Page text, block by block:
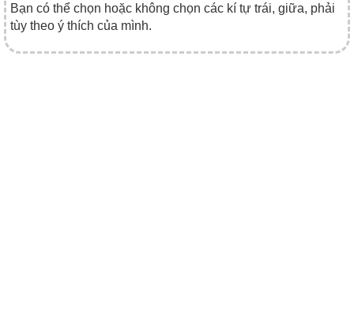
Bạn có thể chọn hoặc không chọn các kí tự trái, giữa, phải
tùy theo ý thích của mình.